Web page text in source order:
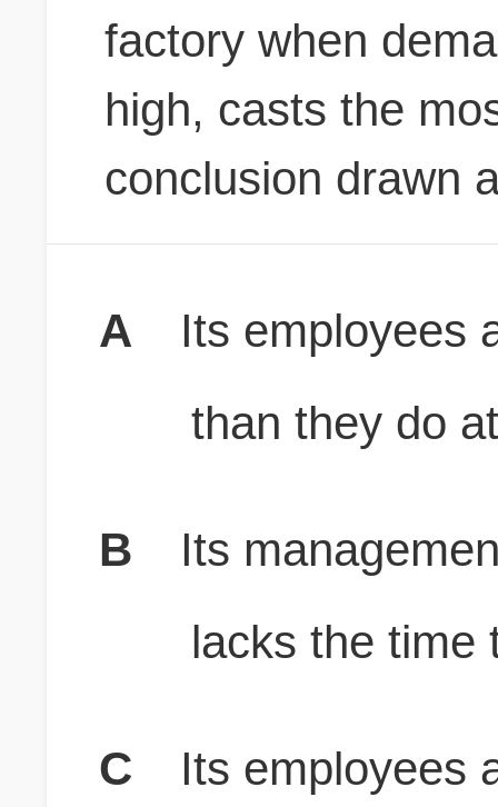
factory when
high, casts the
conclusion drawn
A
Its employees
than they do
B
Its
lacks the time
C
Its employees